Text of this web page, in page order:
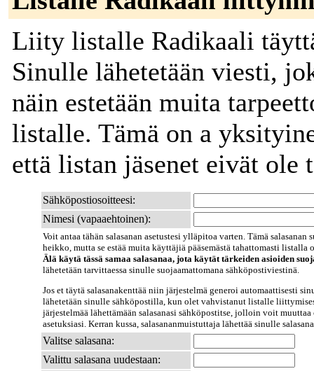
Liity listalle Radikaali
Sinulle lähetetään viesti,
näin estetään muita
listalle. Tämä on a
että listan jäsenet eivät
Sähköpostiosoitteesi:
Nimesi (vapaaehtoinen):
Voit antaa tähän salasanan asetustesi ylläpitoa varten. Tämä salasanan
heikko, mutta se estää muita käyttäjiä pääsemästä tahattomasti
Älä käytä tässä samaa salasanaa, jota käytät tärkeiden asioiden
lähetetään tarvittaessa sinulle suojaamattomana sähköpostiviestinä.
Jos et täytä salasanakenttää niin järjestelmä generoi automaattisesti
lähetetään sinulle sähköpostilla, kun olet vahvistanut listalle
järjestelmää lähettämään salasanasi sähköpostitse, jolloin voit
asetuksiasi. Kerran kussa, salasananmuistuttaja lähettää sinulle
Valitse salasana:
Valittu salasana uudestaan: